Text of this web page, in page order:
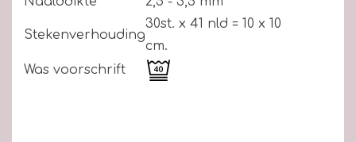
Stekenverhouding
30st. x 41 nld = 10 x 10
cm.
Was voorschrift